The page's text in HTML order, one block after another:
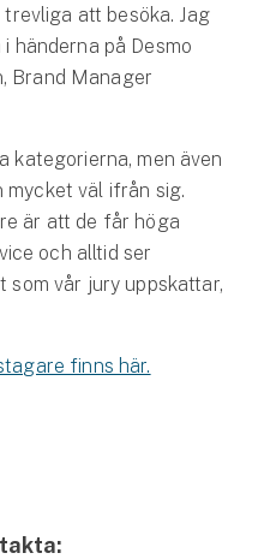
att besöka. Jag
händerna på Desmo
Brand Manager
kategorierna, men även
mycket väl ifrån sig.
är att de får höga
och alltid ser
som vår jury uppskattar,
finns här.